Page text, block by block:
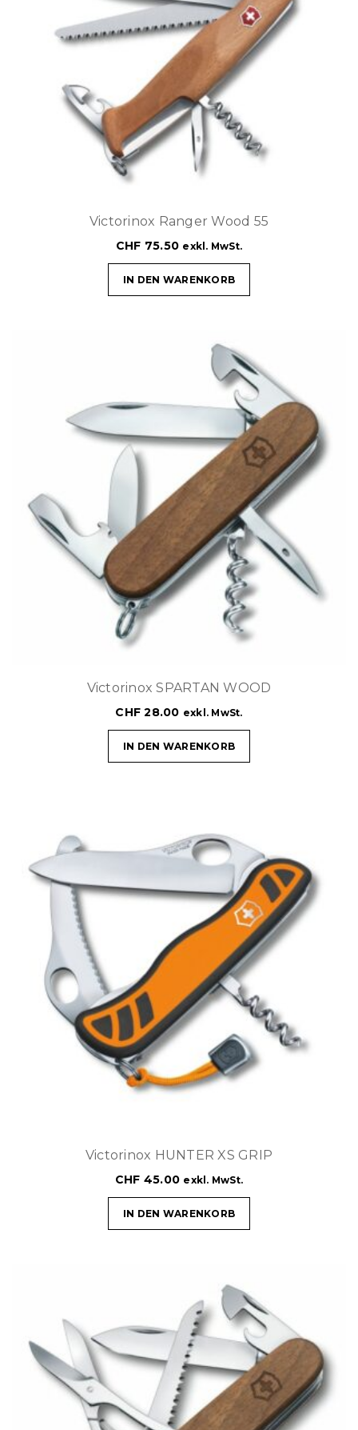
Victorinox Ranger Wood 55
CHF 75.50 exkl. MwSt.
IN DEN WARENKORB
Victorinox SPARTAN WOOD
CHF 28.00 exkl. MwSt.
IN DEN WARENKORB
Victorinox HUNTER XS GRIP
CHF 45.00 exkl. MwSt.
IN DEN WARENKORB